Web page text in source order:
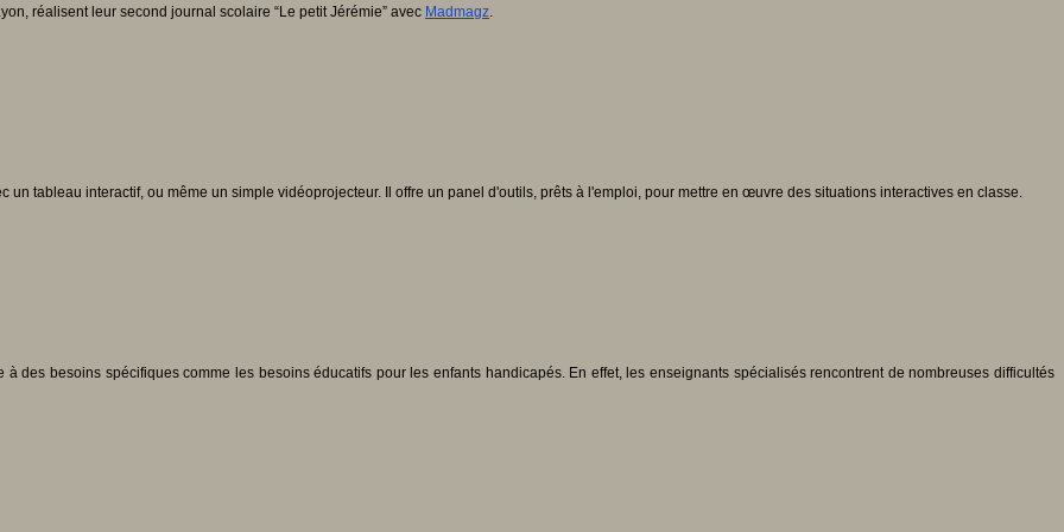
réalisent leur second journal scolaire “Le petit Jérémie” avec Madmagz.
tableau interactif, ou même un simple vidéoprojecteur. Il offre un panel d'outils, prêts à l'emploi, pour mettre en œuvre des situations interactives en classe.
des besoins spécifiques comme les besoins éducatifs pour les enfants handicapés. En effet, les enseignants spécialisés rencontrent de nombreuses difficultés